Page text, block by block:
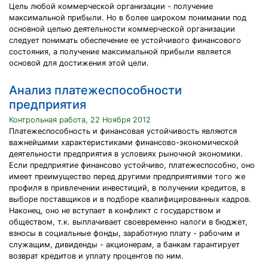
Цель любой коммерческой организации - получение
максимальной прибыли. Но в более широком понимании под
основной целью деятельности коммерческой организации
следует понимать обеспечение ее устойчивого финансового
состояния, а получение максимальной прибыли является
основой для достижения этой цели.
Анализ платежеспособности
предприятия
Контрольная работа, 22 Ноября 2012
Платежеспособность и финансовая устойчивость являются
важнейшими характеристиками финансово-экономической
деятельности предприятия в условиях рыночной экономики.
Если предприятие финансово устойчиво, платежеспособно, оно
имеет преимущество перед другими предприятиями того же
профиля в привлечении инвестиций, в получении кредитов, в
выборе поставщиков и в подборе квалифицированных кадров.
Наконец, оно не вступает в конфликт с государством и
обществом, т.к. выплачивает своевременно налоги в бюджет,
взносы в социальные фонды, заработную плату - рабочим и
служащим, дивиденды - акционерам, а банкам гарантирует
возврат кредитов и уплату процентов по ним.